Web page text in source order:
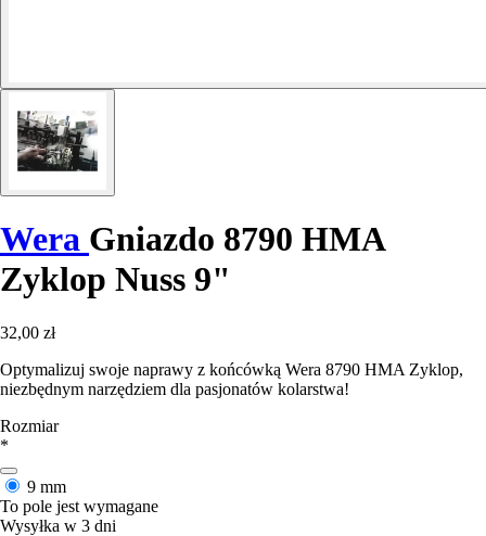
Wera Gniazdo 8790 HMA
Zyklop Nuss 9"
32,00 zł
Optymalizuj swoje naprawy z końcówką Wera 8790 HMA Zyklop,
niezbędnym narzędziem dla pasjonatów kolarstwa!
Rozmiar
*
9 mm
To pole jest wymagane
Wysyłka w 3 dni